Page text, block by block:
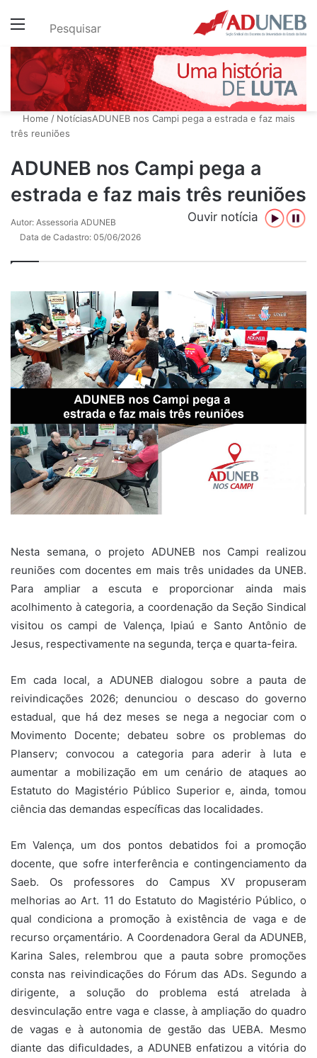
Menu Pesquisar
Home / NotíciasADUNEB nos Campi pega a estrada e faz mais
três reuniões
ADUNEB nos Campi pega a
estrada e faz mais três reuniões
Ouvir notícia
Autor: Assessoria ADUNEB
Data de Cadastro: 05/06/2026
Nesta semana, o projeto ADUNEB nos Campi realizou
reuniões com docentes em mais três unidades da UNEB.
Para ampliar a escuta e proporcionar ainda mais
acolhimento à categoria, a coordenação da Seção Sindical
visitou os campi de Valença, Ipiaú e Santo Antônio de
Jesus, respectivamente na segunda, terça e quarta-feira.
Em cada local, a ADUNEB dialogou sobre a pauta de
reivindicações 2026; denunciou o descaso do governo
estadual, que há dez meses se nega a negociar com o
Movimento Docente; debateu sobre os problemas do
Planserv; convocou a categoria para aderir à luta e
aumentar a mobilização em um cenário de ataques ao
Estatuto do Magistério Público Superior e, ainda, tomou
ciência das demandas específicas das localidades.
Em Valença, um dos pontos debatidos foi a promoção
docente, que sofre interferência e contingenciamento da
Saeb. Os professores do Campus XV propuseram
melhorias ao Art. 11 do Estatuto do Magistério Público, o
qual condiciona a promoção à existência de vaga e de
recurso orçamentário. A Coordenadora Geral da ADUNEB,
Karina Sales, relembrou que a pauta sobre promoções
consta nas reivindicações do Fórum das ADs. Segundo a
dirigente, a solução do problema está atrelada à
desvinculação entre vaga e classe, à ampliação do quadro
de vagas e à autonomia de gestão das UEBA. Mesmo
diante das dificuldades, a ADUNEB enfatizou a vitória do